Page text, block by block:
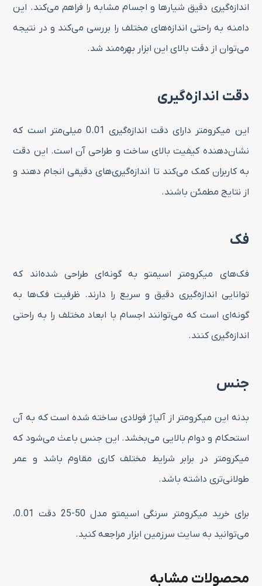
اندازه‌گیری دقیق شیارها و اجسام مشابه را فراهم می‌کند. این
دامنه به راحتی اندازه‌های مختلف را بررسی می‌کند و در نتیجه
می‌توان از دقت بالای این ابزار بهره‌مند شد.
دقت اندازه‌گیری
این میکرومتر دارای دقت اندازه‌گیری 0.01 میلی‌متر است که
نشان‌دهنده کیفیت بالای ساخت و طراحی آن است. این دقت
به کاربران کمک می‌کند تا اندازه‌گیری‌های دقیقی انجام دهند و
از نتایج مطمئن باشند.
فک
فک‌های میکرومتر اسیمتو به گونه‌ای طراحی شده‌اند که
توانایی اندازه‌گیری دقیق و سریع را دارند. ظرفیت فک‌ها به
گونه‌ای است که می‌توانند اجسام با ابعاد مختلف را به راحتی
اندازه‌گیری کنند.
جنس
بدنه این میکرومتر از آلیاژ فولادی ساخته شده است که به آن
استحکام و دوام بالایی می‌بخشد. این جنس باعث می‌شود که
میکرومتر در برابر شرایط مختلف کاری مقاوم باشد و عمر
طولانی‌تری داشته باشد.
برای خرید میکرومتر سرنگی اسیمتو مدل 50-25 دقت 0.01،
می‌توانید به سایت سرزمین ابزار مراجعه کنید.
محصولات مشابه